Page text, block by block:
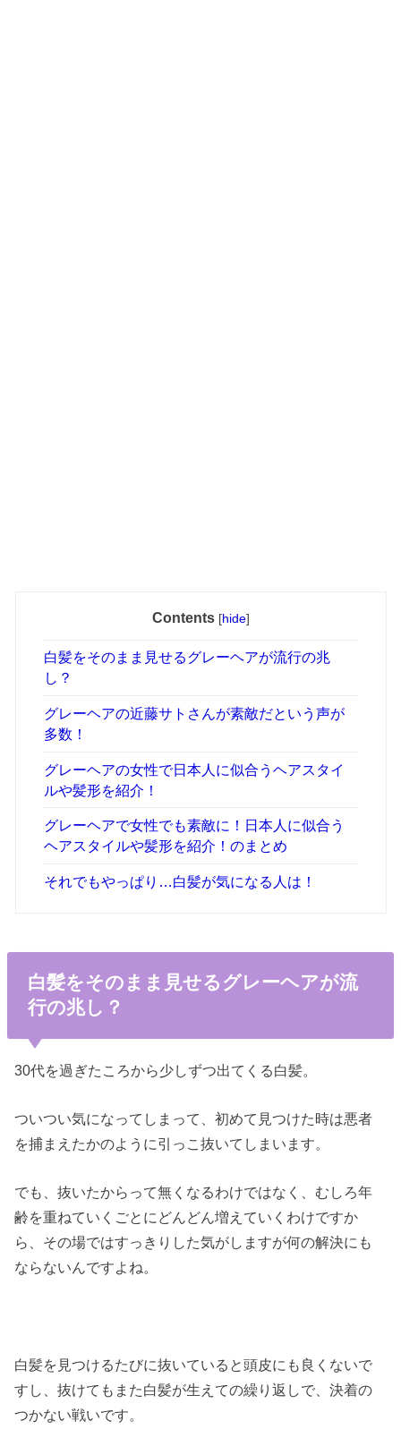
Contents [hide]
白髪をそのまま見せるグレーヘアが流行の兆
し？
グレーヘアの近藤サトさんが素敵だという声が
多数！
グレーヘアの女性で日本人に似合うヘアスタイ
ルや髪形を紹介！
グレーヘアで女性でも素敵に！日本人に似合う
ヘアスタイルや髪形を紹介！のまとめ
それでもやっぱり…白髪が気になる人は！
白髪をそのまま見せるグレーヘアが流
行の兆し？
30代を過ぎたころから少しずつ出てくる白髪。
ついつい気になってしまって、初めて見つけた時は悪者
を捕まえたかのように引っこ抜いてしまいます。
でも、抜いたからって無くなるわけではなく、むしろ年
齢を重ねていくごとにどんどん増えていくわけですか
ら、その場ではすっきりした気がしますが何の解決にも
ならないんですよね。
白髪を見つけるたびに抜いていると頭皮にも良くないで
すし、抜けてもまた白髪が生えての繰り返しで、決着の
つかない戦いです。